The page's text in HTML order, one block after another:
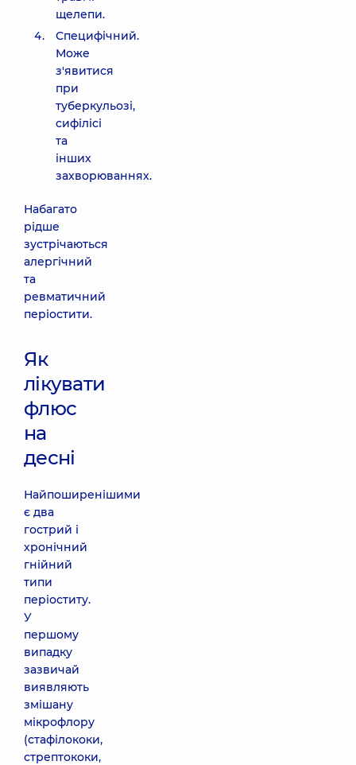
щелепи.
Специфічний.
Може
з'явитися
при
туберкульозі,
сифілісі
та
інших
захворюваннях.
Набагато
рідше
зустрічаються
алергічний
та
ревматичний
періостити.
Як
лікувати
флюс
на
десні
Найпоширенішими
є два
гострий і
хронічний
гнійний
типи
періоститу.
У
першому
випадку
зазвичай
виявляють
змішану
мікрофлору
(стафілококи,
стрептококи,